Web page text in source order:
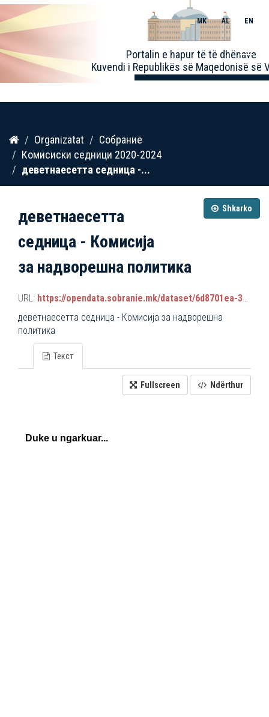
Kalo
përmbajtja
Portalin e hapur të të dhënave
Kuvendi i Republikës së Maqedonisë së
MK AL EN
Toggle
Organizatat
Собрание
Комисиски седници 2020-2024
деветнаесетта седница -...
Shkarko
деветнаесетта
седница - Комисија
за надворешна политика
URL: https://opendata.sobranie.mk/dataset/6d8701ea-3a42-465d-8f88-639bc6dc1a8e/resource/741a4f3a-3798-4945-9ac2-1095255be613/download/komisiski_sednici.json
деветнаесетта седница - Комисија за надворешна
политика
Текст
Fullscreen Ndërthur